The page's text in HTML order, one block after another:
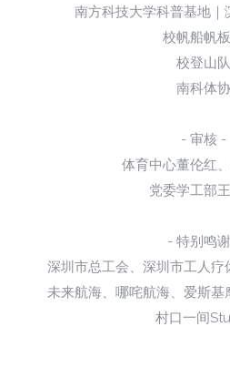
南方科技大学科普基地｜
校帆船帆
校登山队
南科体协
- 审核 -
体育中心董伦红
党委学工部
- 特别鸣
深圳市总工会、深圳市工人疗
未来航海、哪咤航海、爱斯
村口一间